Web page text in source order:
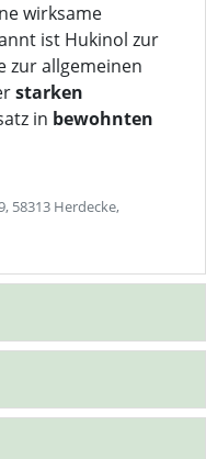
wirksame
ist Hukinol zur
zur allgemeinen
starken
in bewohnten
58313 Herdecke,